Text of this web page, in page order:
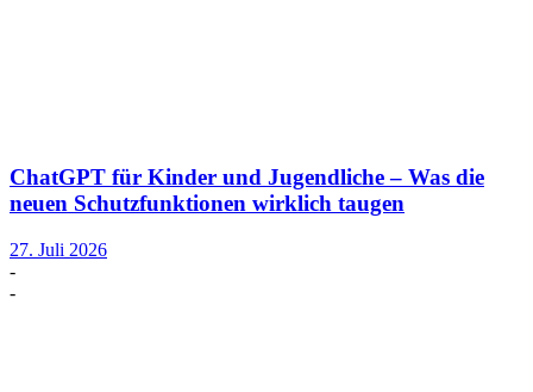
ChatGPT für Kinder und Jugendliche – Was die
neuen Schutzfunktionen wirklich taugen
27. Juli 2026
-
-